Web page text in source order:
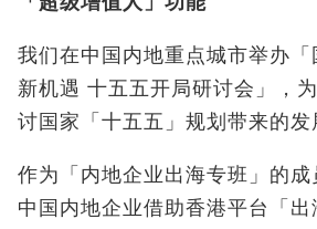
我们在中国内地重点城市举办
新机遇 十五五开局研讨会」，
讨国家「十五五」规划带来的发
作为「内地企业出海专班」的成
中国内地企业借助香港平台「